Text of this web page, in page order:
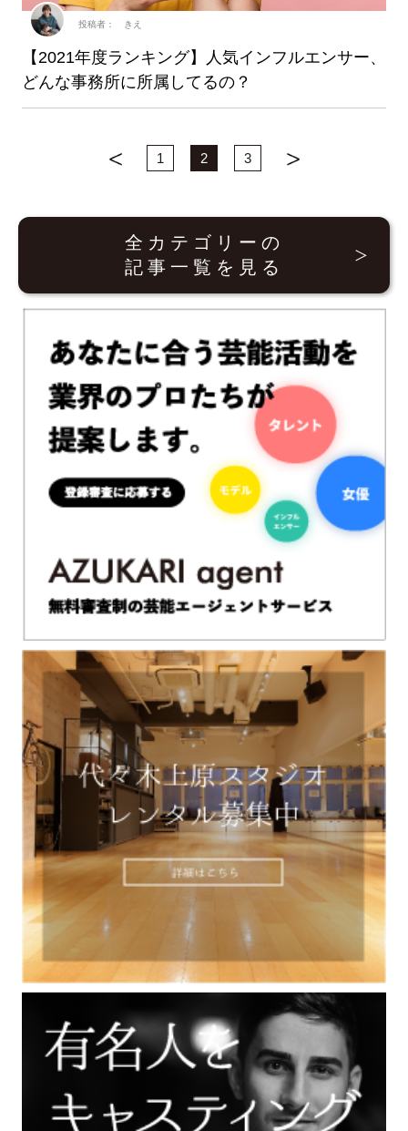
【2021年度ランキング】人気インフルエンサー、
どんな事務所に所属してるの？
投稿者： きえ
1 2 3
全カテゴリーの
記事一覧を見る